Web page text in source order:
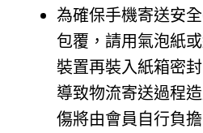
鑑價說
常見問
為確保手機寄送安
包覆，請用氣泡紙
裝置再裝入紙箱密
導致物流寄送過程
傷將由會員自行負擔